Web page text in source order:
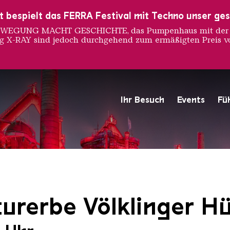
Ihr Besuch Events
Hochofengruppe in Rot
Copyright: Weltkulturerbe
Völklinger
bespielt das FERRA Festival mit Techno unser
MACHT GESCHICHTE, das Pumpenhaus mit
RAY sind jedoch durchgehend zum ermäßigten Preis